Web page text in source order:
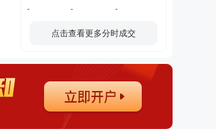
-
- -
点击查看更多分时成交